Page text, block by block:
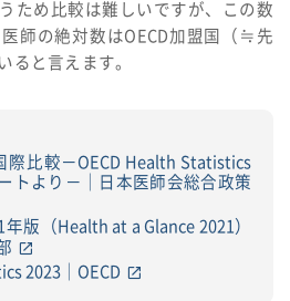
ため比較は難しいですが、この数
師の絶対数はOECD加盟国（≒先
ると言えます。
際比較－OECD Health Statistics
トより－｜日本医師会総合政策
版（Health at a Glance 2021）
2023｜OECD